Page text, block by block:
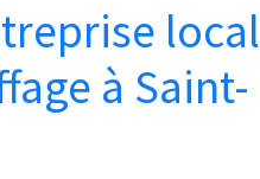
local
à Saint-